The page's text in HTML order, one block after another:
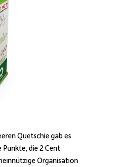
Quetschie gab es
die 2 Cent
Organisation